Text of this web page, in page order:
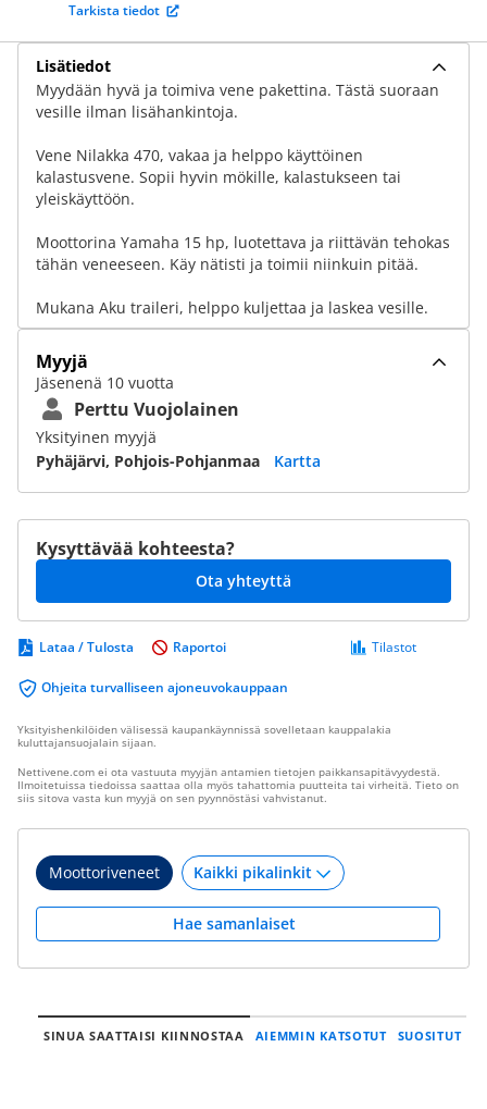
Tarkista tiedot
Lisätiedot
Myydään hyvä ja toimiva vene pakettina. Tästä suoraan
vesille ilman lisähankintoja.
Vene Nilakka 470, vakaa ja helppo käyttöinen
kalastusvene. Sopii hyvin mökille, kalastukseen tai
yleiskäyttöön.
Moottorina Yamaha 15 hp, luotettava ja riittävän tehokas
tähän veneeseen. Käy nätisti ja toimii niinkuin pitää.
Mukana Aku traileri, helppo kuljettaa ja laskea vesille.
Myyjä
Jäsenenä 10 vuotta
Perttu Vuojolainen
Yksityinen myyjä
Pyhäjärvi, Pohjois-Pohjanmaa
Kartta
Kysyttävää kohteesta?
Ota yhteyttä
Lataa / Tulosta
Ohjeita turvalliseen ajoneuvokauppaan
Tilastot
Raportoi
Yksityishenkilöiden välisessä kaupankäynnissä sovelletaan kauppalakia
kuluttajansuojalain sijaan.
Nettivene.com ei ota vastuuta myyjän antamien tietojen paikkansapitävyydestä.
Ilmoitetuissa tiedoissa saattaa olla myös tahattomia puutteita tai virheitä. Tieto on
siis sitova vasta kun myyjä on sen pyynnöstäsi vahvistanut.
Moottoriveneet
Hae samanlaiset
SINUA SAATTAISI KIINNOSTAA AIEMMIN KATSOTUT SUOSITUT